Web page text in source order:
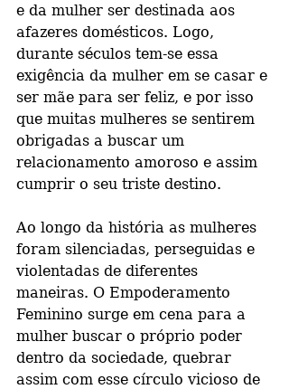
e da mulher ser destinada aos
afazeres domésticos. Logo,
durante séculos tem-se essa
exigência da mulher em se casar e
ser mãe para ser feliz, e por isso
que muitas mulheres se sentirem
obrigadas a buscar um
relacionamento amoroso e assim
cumprir o seu triste destino.
Ao longo da história as mulheres
foram silenciadas, perseguidas e
violentadas de diferentes
maneiras. O Empoderamento
Feminino surge em cena para a
mulher buscar o próprio poder
dentro da sociedade, quebrar
assim com esse círculo vicioso de